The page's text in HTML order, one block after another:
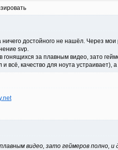
достойного не нашёл. Через
svp.
гонящихся за плавным видео, зато
всё, качество для ноута устраивает),
видео, зато геймеров полно,